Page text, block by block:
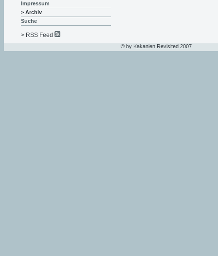
Impressum
> Archiv
Suche
> RSS Feed
© by Kakanien Revisited 2007